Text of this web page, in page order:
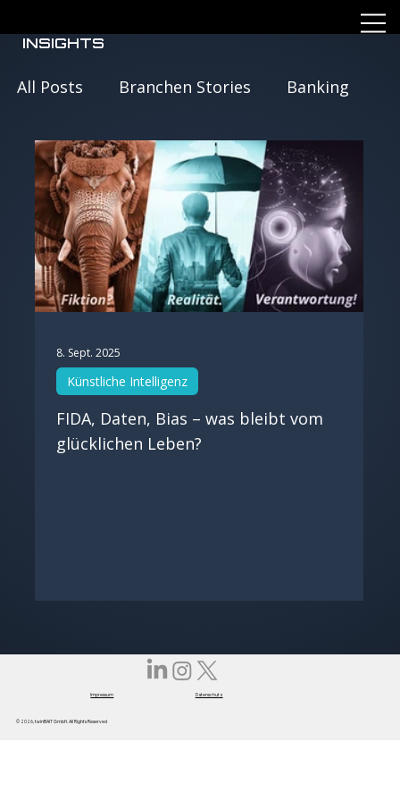
INSIGHTS
All Posts Branchen Stories Banking
Public Industriegüter
Künstliche Intelligenz
Versicherungswesen
twinBAIT Insights
Healthcare
FIDA, Daten, Bias – was bleibt vom
glücklichen Leben?
Künstliche Intelligenz
8. Sept. 2025
Impressum Datenschutz
© 2026, twinBAIT GmbH. All Rights Reserved